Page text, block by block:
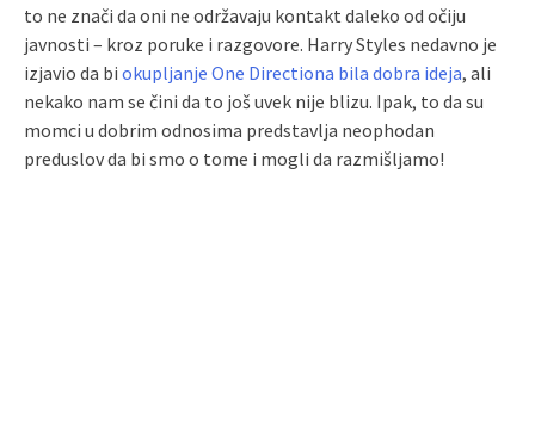
to ne znači da oni ne održavaju kontakt daleko od očiju
javnosti – kroz poruke i razgovore. Harry Styles nedavno je
izjavio da bi okupljanje One Directiona bila dobra ideja, ali
nekako nam se čini da to još uvek nije blizu. Ipak, to da su
momci u dobrim odnosima predstavlja neophodan
preduslov da bi smo o tome i mogli da razmišljamo!